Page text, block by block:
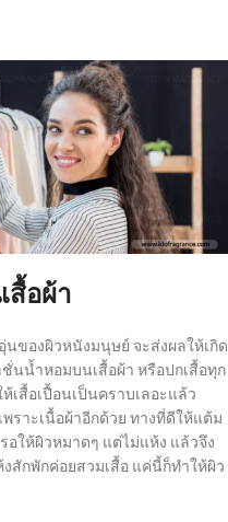
สื้อผ้า
ของผิวหนังมนุษย์ จะส่งผลให้เกิด
นน้ำหอมบนเสื้อผ้า หรือปกเสื้อทุก
เสื้อเปื้อนเป็นคราบเลอะแล้ว
ราะเนื้อผ้าอีกด้วย ทางที่ดีให้แต้ม
ให้ผิวหมาดๆ แต่ไม่แห้ง แล้วจึง
สักพักค่อยสวมเสื้อ แค่นี้ก็ทำให้ผิว